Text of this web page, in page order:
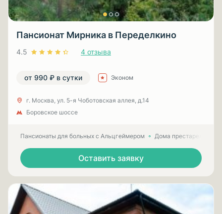
Пансионат Мирника в Переделкино
4.5 4 отзыва
от 990 ₽ в сутки Эконом
г. Москва, ул. 5-я Чоботовская аллея, д.14
Боровское шоссе
Пансионаты для больных с Альцгеймером Дома престарелых
Оставить заявку